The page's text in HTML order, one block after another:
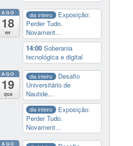
AGO
18
ter
dia inteiro
Exposição:
Perder Tudo.
Novament...
14:00 Soberania
tecnológica e digital
AGO
19
qua
dia inteiro
Desafio
Universitário de
Nautide...
dia inteiro
Exposição:
Perder Tudo.
Novament...
AGO